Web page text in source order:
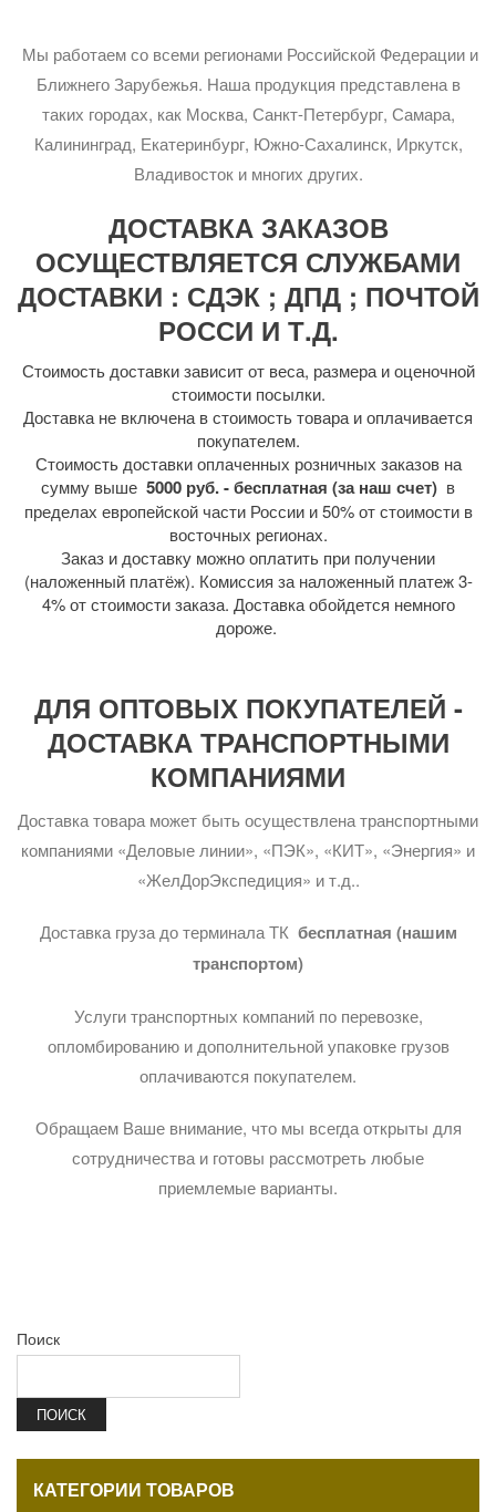
Мы работаем со всеми регионами Российской Федерации и
Ближнего Зарубежья. Наша продукция представлена в
таких городах, как Москва, Санкт-Петербург, Самара,
Калининград, Екатеринбург, Южно-Сахалинск, Иркутск,
Владивосток и многих других.
ДОСТАВКА ЗАКАЗОВ
ОСУЩЕСТВЛЯЕТСЯ СЛУЖБАМИ
ДОСТАВКИ : СДЭК ; ДПД ; ПОЧТОЙ
РОССИ И Т.Д.
Стоимость доставки зависит от веса, размера и оценочной
стоимости посылки.
Доставка не включена в стоимость товара и оплачивается
покупателем.
Стоимость доставки оплаченных розничных заказов на
сумму выше 5000 руб. - бесплатная (за наш счет) в
пределах европейской части России и 50% от стоимости в
восточных регионах.
Заказ и доставку можно оплатить при получении
(наложенный платёж). Комиссия за наложенный платеж 3-
4% от стоимости заказа. Доставка обойдется немного
дороже.
ДЛЯ ОПТОВЫХ ПОКУПАТЕЛЕЙ -
ДОСТАВКА ТРАНСПОРТНЫМИ
КОМПАНИЯМИ
Доставка товара может быть осуществлена транспортными
компаниями «Деловые линии», «ПЭК», «КИТ», «Энергия» и
«ЖелДорЭкспедиция» и т.д..
Доставка груза до терминала ТК бесплатная (нашим
транспортом)
Услуги транспортных компаний по перевозке,
опломбированию и дополнительной упаковке грузов
оплачиваются покупателем.
Обращаем Ваше внимание, что мы всегда открыты для
сотрудничества и готовы рассмотреть любые
приемлемые варианты.
Поиск
ПОИСК
КАТЕГОРИИ ТОВАРОВ